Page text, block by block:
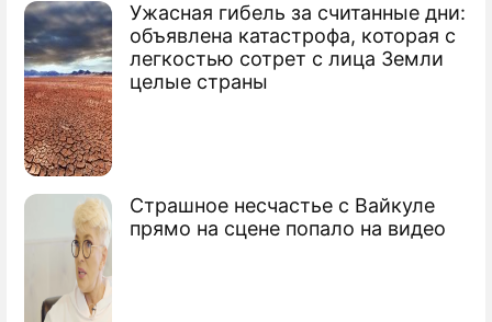
Ужасная гибель за считанные дни:
объявлена катастрофа, которая с
легкостью сотрет с лица Земли
целые страны
Страшное несчастье с Вайкуле
прямо на сцене попало на видео